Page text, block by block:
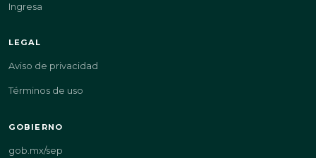
Ingresa
LEGAL
Aviso de privacidad
Términos de uso
GOBIERNO
gob.mx/sep